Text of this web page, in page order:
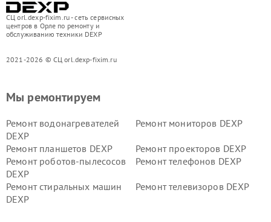
СЦ orl.dexp-fixim.ru - сеть сервисных
центров в Орле по ремонту и
обслуживанию техники DEXP
2021-2026 © СЦ orl.dexp-fixim.ru
Мы ремонтируем
Ремонт водонагревателей
DEXP
Ремонт мониторов DEXP
Ремонт планшетов DEXP
Ремонт проекторов DEXP
Ремонт роботов-пылесосов
DEXP
Ремонт телефонов DEXP
Ремонт стиральных машин
DEXP
Ремонт телевизоров DEXP